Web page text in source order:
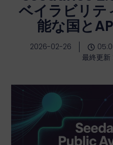
ベイラビリテ
能な国と
2026-02-26
最終更